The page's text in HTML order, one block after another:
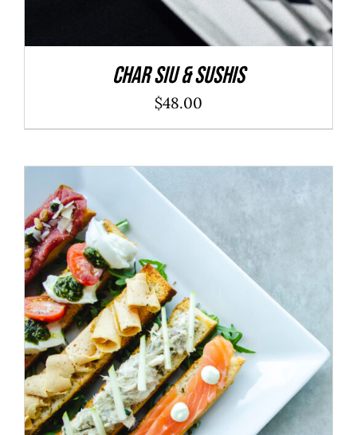
Char Siu & Sushis
$48.00
ADD TO CART / DÉTAILS